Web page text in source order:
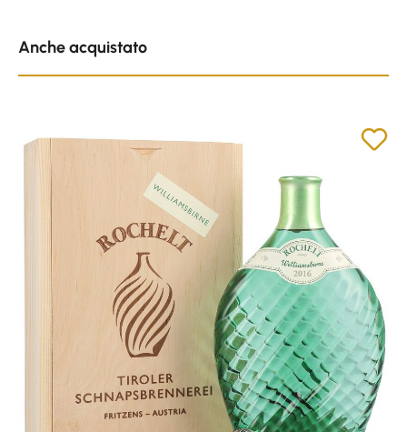
Anche acquistato